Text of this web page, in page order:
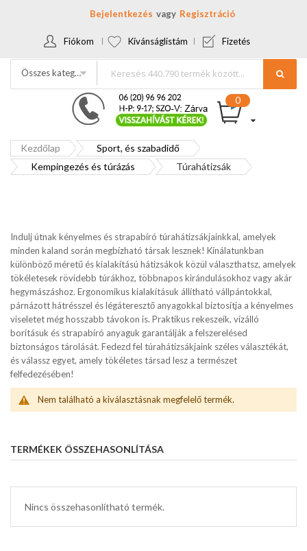
Bejelentkezés Regisztráció
Fiókom Kívánságlistám Fizetés
Összes kategória
Kezdőlap
Sport, és szabadidő
Kempingezés és túrázás
Túrahátizsák
Indulj útnak kényelmes és strapabíró túrahátizsákjainkkal, amelyek
minden kaland során megbízható társak lesznek! Kínálatunkban
különböző méretű és kialakítású hátizsákok közül választhatsz, amelyek
tökéletesek rövidebb túrákhoz, többnapos kirándulásokhoz vagy akár
hegymászáshoz. Ergonomikus kialakításuk állítható vállpántokkal,
párnázott hátrésszel és légáteresztő anyagokkal biztosítja a kényelmes
viseletet még hosszabb távokon is. Praktikus rekeszeik, vízálló
borításuk és strapabíró anyaguk garantálják a felszerelésed
biztonságos tárolását. Fedezd fel túrahátizsákjaink széles választékát,
és válassz egyet, amely tökéletes társad lesz a természet
felfedezésében!
Nem található a kiválasztásnak megfelelő termék.
TERMÉKEK ÖSSZEHASONLÍTÁSA
Nincs összehasonlítható termék.